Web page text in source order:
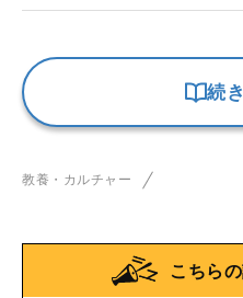
続
教養・カルチャー
こちら